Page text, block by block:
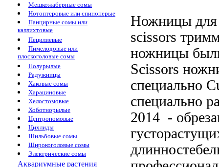
Мешкожаберные сомы
Нотоптеровые или спиноперые
Панцирные сомы или
каллихтовые
Пецилиевые
Пимелодовые или
плоскоголовые сомы
Полурылые
Радужницы
Хаковые сомы
Харациновые
Хелостомовые
Хоботнорылые
Центропомовые
Цихлиды
Шильбовые сомы
Широкоголовые сомы
Электрические сомы
Аквариумные растения
Ножницы
scissors
ножницы
Scissors
специально
специально
2014 -